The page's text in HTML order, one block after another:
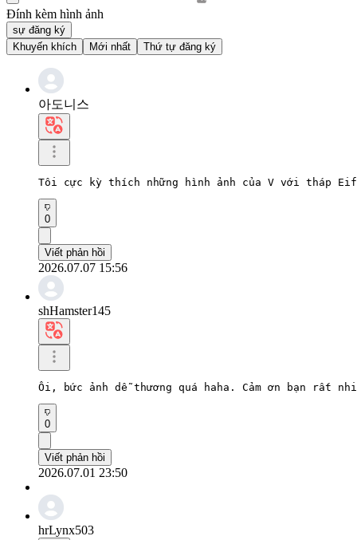
Đính kèm hình ảnh
sự đăng ký
Khuyến khích
Mới nhất Thứ tự đăng ký
아도니스
Tôi cực kỳ thích những hình ảnh của V với tháp
0
Viết phản hồi
2026.07.07 15:56
shHamster145
Ôi, bức ảnh dễ thương quá haha. Cảm ơn bạn rất
0
Viết phản hồi
2026.07.01 23:50
hrLynx503